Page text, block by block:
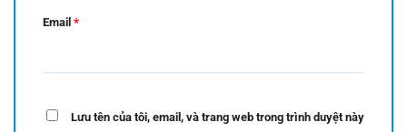
Email *
Lưu tên của tôi, email, và trang web trong trình duyệt này